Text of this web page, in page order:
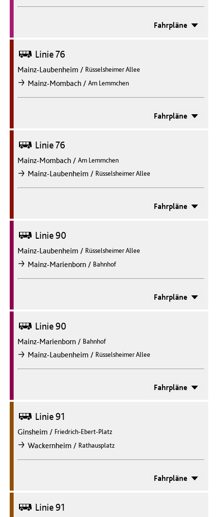
Fahrpläne
Bus Linie 76
Mainz-Laubenheim / Rüsselsheimer Allee
nachMainz-Mombach / Am Lemmchen
Fahrpläne
Bus Linie 76
Mainz-Mombach / Am Lemmchen
nachMainz-Laubenheim / Rüsselsheimer Allee
Fahrpläne
Bus Linie 90
Mainz-Laubenheim / Rüsselsheimer Allee
nachMainz-Marienborn / Bahnhof
Fahrpläne
Bus Linie 90
Mainz-Marienborn / Bahnhof
nachMainz-Laubenheim / Rüsselsheimer Allee
Fahrpläne
Bus Linie 91
Ginsheim / Friedrich-Ebert-Platz
nachWackernheim / Rathausplatz
Fahrpläne
Bus Linie 91